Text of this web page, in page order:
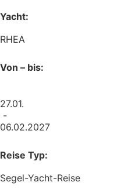
Yacht:
RHEA
Von – bis:
27.01.
-
06.02.2027
Reise Typ:
Segel-Yacht-Reise